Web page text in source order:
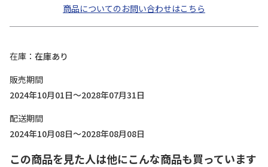
商品についてのお問い合わせはこちら
在庫
在庫あり
販売期間
2024年10月01日～2028年07月31日
配送期間
2024年10月08日～2028年08月08日
この商品を見た人は他にこんな商品も買っています